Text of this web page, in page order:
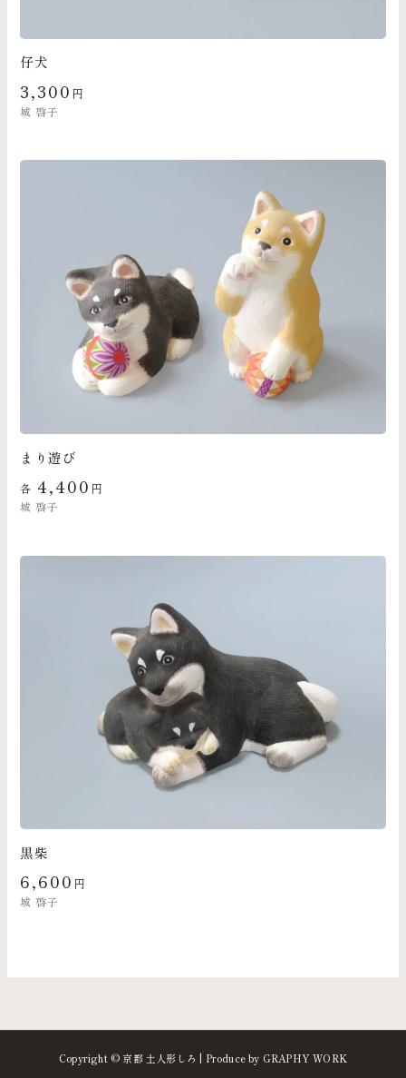
仔犬
3,300 円
城 啓子
まり遊び
各 4,400 円
城 啓子
黒柴
6,600 円
城 啓子
Copyright © 京都 土人形しろ | Produce by GRAPHY WORK